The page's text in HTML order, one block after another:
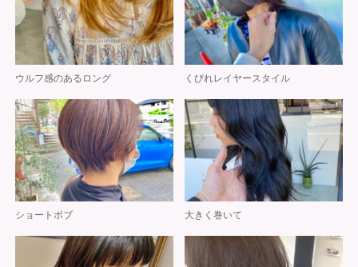
ウルフ感のあるロング くびれレイヤースタイル
ショートボブ 大きく巻いて